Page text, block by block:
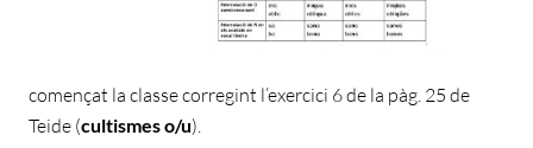
començat la classe corregint l’exercici 6 de la pàg. 25 de
Teide (cultismes o/u).